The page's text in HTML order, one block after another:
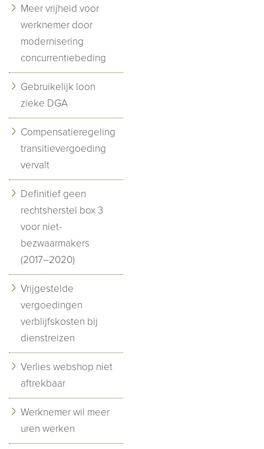
Meer vrijheid voor
werknemer door
modernisering
concurrentiebeding
Gebruikelijk loon
zieke DGA
Compensatieregeling
transitievergoeding
vervalt
Definitief geen
rechtsherstel box 3
voor niet-
bezwaarmakers
(2017–2020)
Vrijgestelde
vergoedingen
verblijfskosten bij
dienstreizen
Verlies webshop niet
aftrekbaar
Werknemer wil meer
uren werken